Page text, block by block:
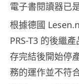
電子書閱讀器已
根據德國
PRS-T3 的後繼
存完結後開始停
務的運作並不符